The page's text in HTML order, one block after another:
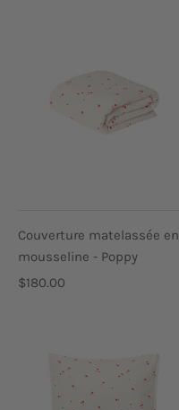
Couverture matelassée en
mousseline - Poppy
$180.00